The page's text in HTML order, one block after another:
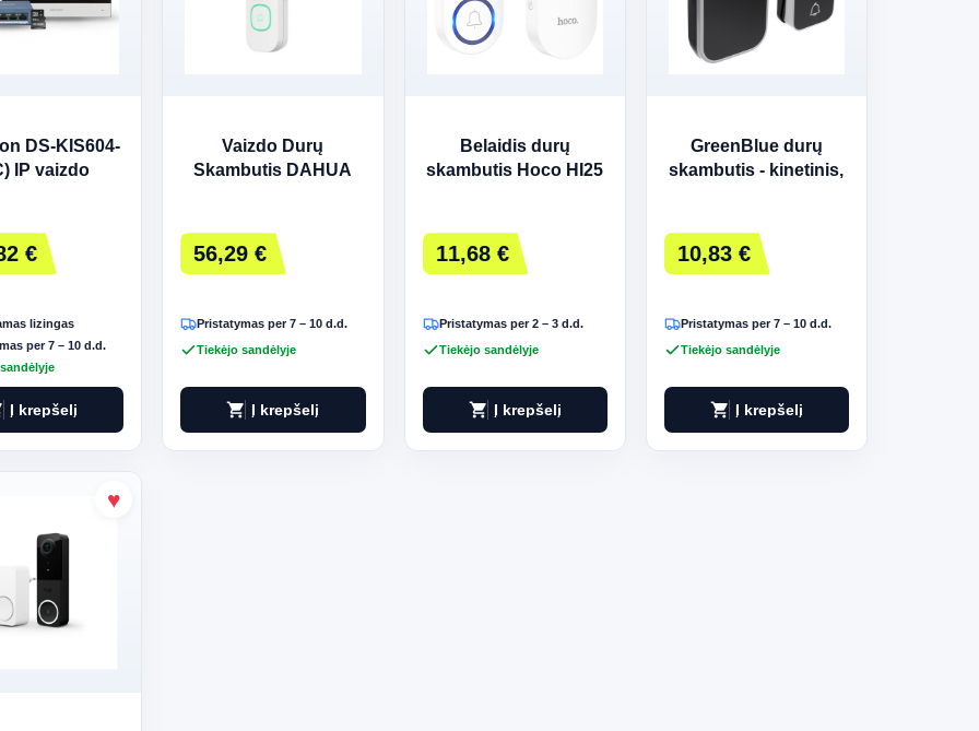
DS-KIS604-
IP vaizdo
€
lizingas
per 7 – 10 d.d.
Į krepšelį
Vaizdo Durų
Skambutis DAHUA
56,29 €
Pristatymas per 7 – 10 d.d.
Tiekėjo sandėlyje
shopping_cart Į krepšelį
Belaidis durų
skambutis Hoco HI25
11,68 €
Pristatymas per 2 – 3 d.d.
Tiekėjo sandėlyje
shopping_cart Į krepšelį
GreenBlue durų
skambutis - kinetinis,
10,83 €
Pristatymas per 7 – 10 d.d.
Tiekėjo sandėlyje
shopping_cart Į krepšelį